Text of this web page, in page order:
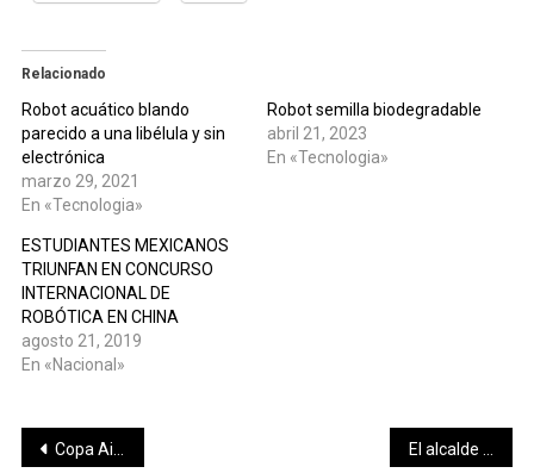
Relacionado
Robot acuático blando
parecido a una libélula y sin
electrónica
marzo 29, 2021
En «Tecnologia»
Robot semilla biodegradable
abril 21, 2023
En «Tecnologia»
ESTUDIANTES MEXICANOS
TRIUNFAN EN CONCURSO
INTERNACIONAL DE
ROBÓTICA EN CHINA
agosto 21, 2019
En «Nacional»
Navegación
Copa Airlines redujo su oferta de asientos entre enero y febrero